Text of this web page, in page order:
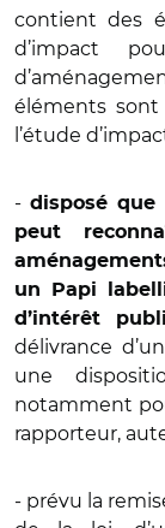
contient des
d’impact
éléments
l’étude
- disposé que
peut
un Papi
d’intérêt
délivrance
une
notamment
rapporteur,
- prévu la